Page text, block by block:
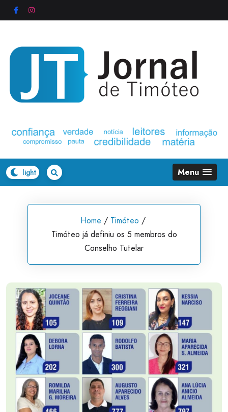
to
Menu
Home / Timóteo /
Timóteo já definiu os 5 membros do
Conselho Tutelar